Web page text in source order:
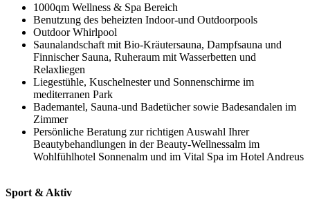
1000qm Wellness & Spa Bereich
Benutzung des beheizten Indoor-und Outdoorpools
Outdoor Whirlpool
Saunalandschaft mit Bio-Kräutersauna, Dampfsauna und
Finnischer Sauna, Ruheraum mit Wasserbetten und
Relaxliegen
Liegestühle, Kuschelnester und Sonnenschirme im
mediterranen Park
Bademantel, Sauna-und Badetücher sowie Badesandalen im
Zimmer
Persönliche Beratung zur richtigen Auswahl Ihrer
Beautybehandlungen in der Beauty-Wellnessalm im
Wohlfühlhotel Sonnenalm und im Vital Spa im Hotel Andreus
Sport & Aktiv